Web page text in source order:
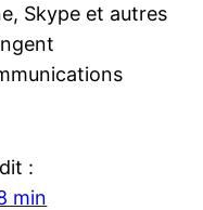
Skype et autres
dit :
min